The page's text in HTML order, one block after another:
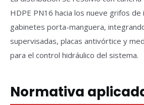
HDPE PN16 hacia los nueve grifos de
gabinetes porta-manguera,
supervisadas, placas antivórtice y
para el control hidráulico del sistema.
Normativa